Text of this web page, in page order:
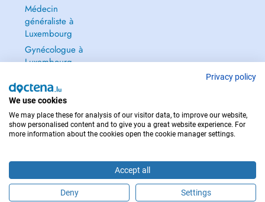
Prendre rendez-vous en ligne
Médecin
généraliste à
Luxembourg
Gynécologue à
Luxembourg
POUR LES URGENCES, CONSULTEZ : 112
Privacy policy
We use cookies
We may place these for analysis of our visitor data, to improve our website,
show personalised content and to give you a great website experience. For
more information about the cookies open the cookie manager settings.
Accept all
Deny Settings